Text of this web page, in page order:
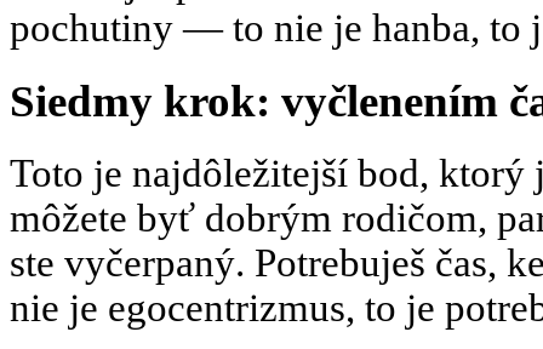
pochutiny — to nie je hanba, to
Siedmy krok: vyčlenením
Toto je najdôležitejší bod, ktorý
môžete byť dobrým rodičom,
ste vyčerpaný. Potrebuješ čas,
nie je egocentrizmus, to je